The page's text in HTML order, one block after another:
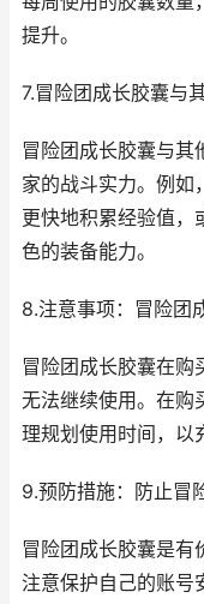
提升。
7.冒险团成长胶囊与
冒险团成长胶囊与其
家的战斗实力。例如
更快地积累经验值，
色的装备能力。
8.注意事项：冒险团
冒险团成长胶囊在购
无法继续使用。在购
理规划使用时间，以
9.预防措施：防止冒
冒险团成长胶囊是有
注意保护自己的账号